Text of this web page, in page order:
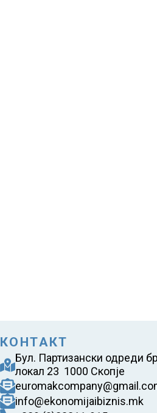
КОНТАКТ
Бул. Партизански одреди
локал 23 1000 Скопје
info@ekonomijaibiznis.mk